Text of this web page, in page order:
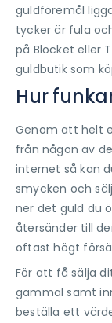
guldföremål
tycker är fula
på Blocket eller
guldbutik som
Hur
Genom att helt
från någon av
internet så kan
smycken och
ner det guld du
återsänder till
oftast högt
För att få sälja
gammal samt
beställa ett